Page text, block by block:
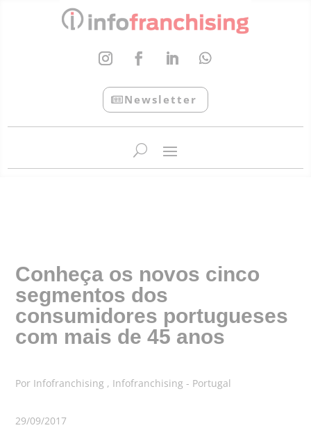
Newsletter
Conheça os novos cinco
segmentos dos
consumidores portugueses
com mais de 45 anos
Por Infofranchising , Infofranchising - Portugal
29/09/2017